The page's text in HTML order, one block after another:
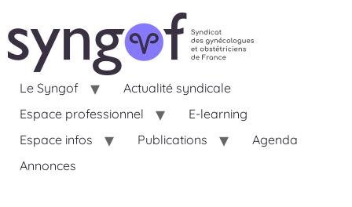
Le Syngof
Actualité syndicale
Espace professionnel
E-learning
Espace infos
Publications
Agenda
Annonces